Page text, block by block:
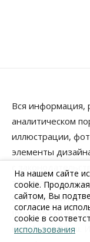
Вся
аналитическом
иллюстрации,
элементы
текстовых
соблюдении
Infopro54.ru и
наinfopro54.ru
На нашем сайте
cookie.
сайтом, Вы
согласие на
cookie в
использования